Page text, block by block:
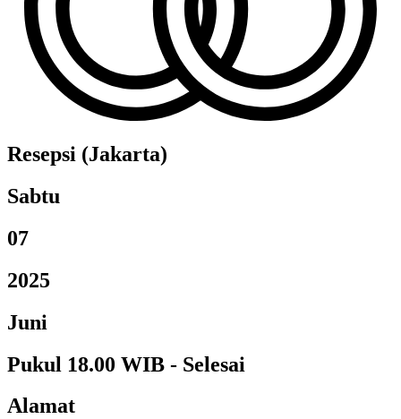
Resepsi (Jakarta)
Sabtu
07
2025
Juni
Pukul 18.00 WIB - Selesai
Alamat